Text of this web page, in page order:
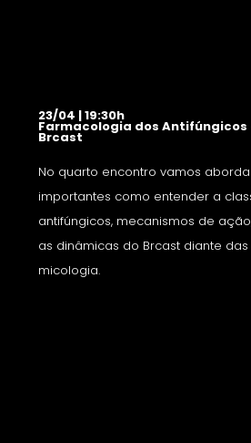
23/04 | 19:30h
Farmacologia dos
Brcast
No quarto encontro vamos
importantes como entender a
antifúngicos, mecanismos de
as dinâmicas do Brcast diante
micologia.